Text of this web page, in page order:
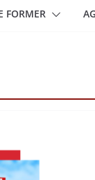
FORMER